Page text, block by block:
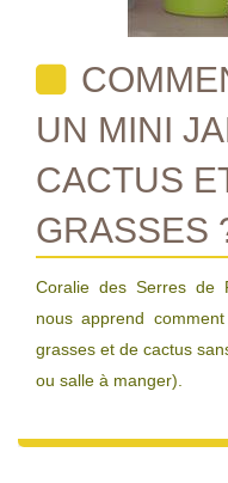
UN MINI
CACTUS
GRASSES
Coralie des Serres de
nous apprend
grasses et de cactus
ou salle à manger).